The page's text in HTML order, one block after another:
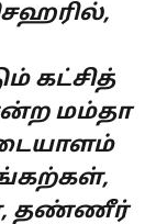
கட்சித்
மம்தா
தண்ணீர்